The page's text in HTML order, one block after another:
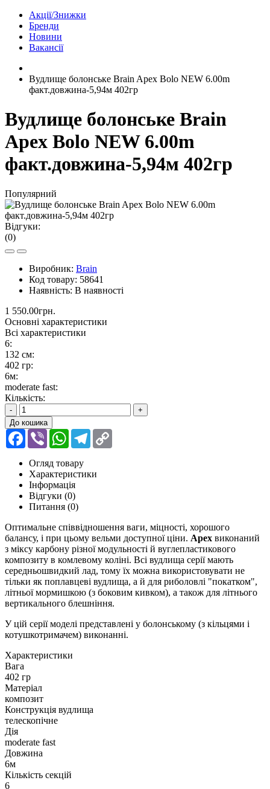
Акції/Знижки
Бренди
Новини
Вакансії
Вудлище болонське Brain Apex Bolo NEW 6.00m
факт.довжина-5,94м 402гр
Вудлище болонське Brain
Apex Bolo NEW 6.00m
факт.довжина-5,94м 402гр
Популярний
Відгуки:
(0)
Виробник: Brain
Код товару: 58641
Наявність: В наявності
1 550.00грн.
Основні характеристики
Всі характеристики
6:
132 см:
402 гр:
6м:
moderate fast:
Кількість:
-
+
До кошика
Facebook
Viber WhatsApp
Telegram
Огляд товару
Характеристики
Інформація
Відгуки (0)
Питання (0)
Оптимальне співвідношення ваги, міцності, хорошого
балансу, і при цьому вельми доступної ціни. Apex виконаний
з міксу карбону різної модульності й вуглепластикового
композиту в комлевому коліні. Всі вудлища серії мають
середньошвидкий лад, тому їх можна використовувати не
тільки як поплавцеві вудлища, а й для риболовлі "покатком",
літньої мормишкою (з боковим кивком), а також для літнього
вертикального блешніння.
У цій серії моделі представлені у болонському (з кільцями і
котушкотримачем) виконанні.
Характеристики
Вага
402 гр
Матеріал
композит
Конструкція вудлища
телескопічне
Дія
moderate fast
Довжина
6м
Кількість секцій
6